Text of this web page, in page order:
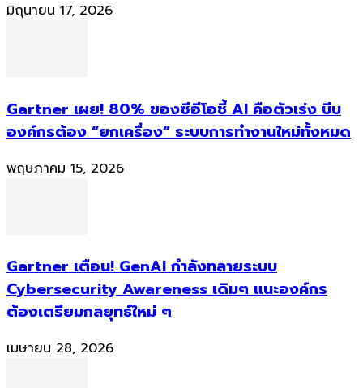
มิถุนายน 17, 2026
Gartner เผย! 80% ของซีอีโอชี้ AI คือตัวเร่ง บีบ
องค์กรต้อง “ยกเครื่อง” ระบบการทำงานใหม่ทั้งหมด
พฤษภาคม 15, 2026
Gartner เตือน! GenAI กำลังทลายระบบ
Cybersecurity Awareness เดิมๆ แนะองค์กร
ต้องเตรียมกลยุทธ์ใหม่ ๆ
เมษายน 28, 2026